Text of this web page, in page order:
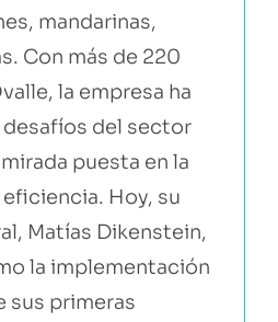
mandarinas,
Con más de 220
la empresa ha
del sector
puesta en la
Hoy, su
Matías Dikenstein,
la implementación
sus primeras